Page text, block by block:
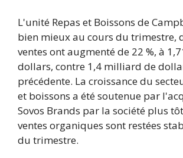
L'unité Repas et Boissons de
bien mieux au cours du trimestre,
ventes ont augmenté de 22 %, à
dollars, contre 1,4 milliard de
précédente. La croissance du
et boissons a été soutenue par
Sovos Brands par la société plus
ventes organiques sont restées
du trimestre.